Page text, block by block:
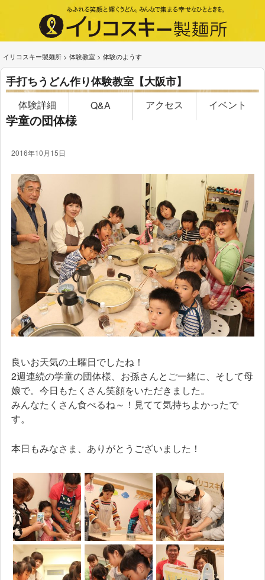
イリコスキー製麺所 > 体験教室 > 体験のようす
手打ちうどん作り体験教室【大阪市】
体験詳細 Q&A アクセス イベント
学童の団体様
2016年10月15日
良いお天気の土曜日でしたね！
2週連続の学童の団体様、お孫さんとご一緒に、そして母
娘で。今日もたくさん笑顔をいただきました。
みんなたくさん食べるね～！見てて気持ちよかったで
す。
本日もみなさま、ありがとうございました！